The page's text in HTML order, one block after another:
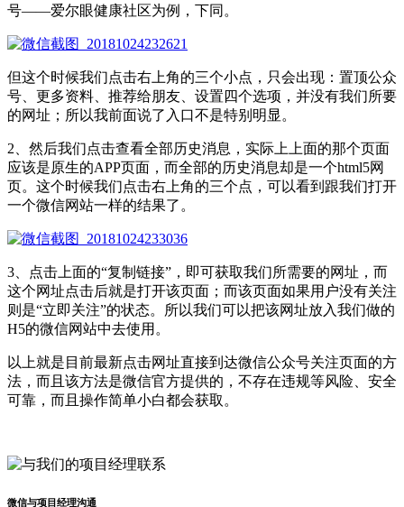
号——爱尔眼健康社区为例，下同。
但这个时候我们点击右上角的三个小点，只会出现：置顶公众
号、更多资料、推荐给朋友、设置四个选项，并没有我们所要
的网址；所以我前面说了入口不是特别明显。
2、然后我们点击查看全部历史消息，实际上上面的那个页面
应该是原生的APP页面，而全部的历史消息却是一个html5网
页。这个时候我们点击右上角的三个点，可以看到跟我们打开
一个微信网站一样的结果了。
3、点击上面的“复制链接”，即可获取我们所需要的网址，而
这个网址点击后就是打开该页面；而该页面如果用户没有关注
则是“立即关注”的状态。所以我们可以把该网址放入我们做的
H5的微信网站中去使用。
以上就是目前最新点击网址直接到达微信公众号关注页面的方
法，而且该方法是微信官方提供的，不存在违规等风险、安全
可靠，而且操作简单小白都会获取。
微信与项目经理沟通